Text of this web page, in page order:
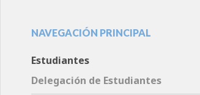
NAVEGACIÓN PRINCIPAL
Estudiantes
Delegación de Estudiantes